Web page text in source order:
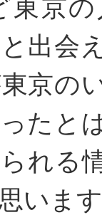
東京
出会
京の
たと
れる
いま